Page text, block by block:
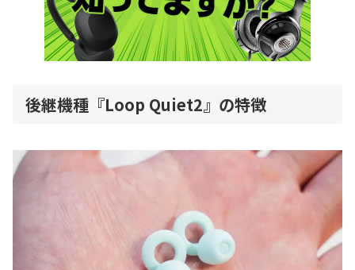
後継機種『Loop Quiet2』の特徴